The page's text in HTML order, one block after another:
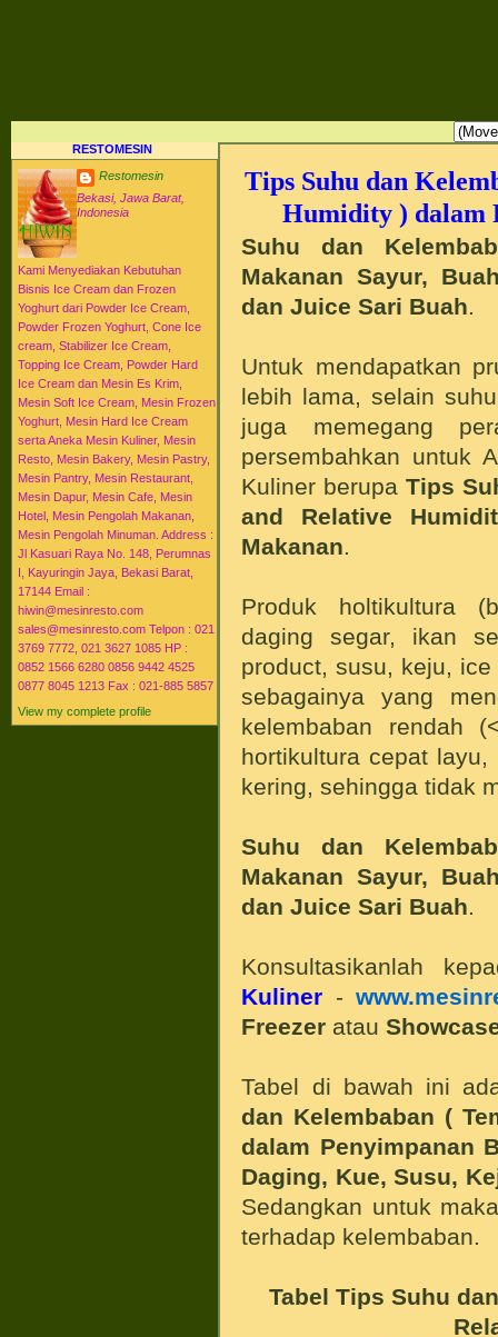
RESTOMESIN
Restomesin
Bekasi, Jawa Barat,
Indonesia
Kami Menyediakan Kebutuhan
Bisnis Ice Cream dan Frozen
Yoghurt dari Powder Ice Cream,
Powder Frozen Yoghurt, Cone Ice
cream, Stabilizer Ice Cream,
Topping Ice Cream, Powder Hard
Ice Cream dan Mesin Es Krim,
Mesin Soft Ice Cream, Mesin Frozen
Yoghurt, Mesin Hard Ice Cream
serta Aneka Mesin Kuliner, Mesin
Resto, Mesin Bakery, Mesin Pastry,
Mesin Pantry, Mesin Restaurant,
Mesin Dapur, Mesin Cafe, Mesin
Hotel, Mesin Pengolah Makanan,
Mesin Pengolah Minuman. Address :
Jl Kasuari Raya No. 148, Perumnas
I, Kayuringin Jaya, Bekasi Barat,
17144 Email :
hiwin@mesinresto.com
sales@mesinresto.com Telpon : 021
3769 7772, 021 3627 1085 HP :
0852 1566 6280 0856 9442 4525
0877 8045 1213 Fax : 021-885 5857
View my complete profile
Tips Suhu dan
Humidity ) dalam
Suhu dan
Makanan Sayur,
dan Juice Sari Buah
Untuk mendapatkan
lebih lama, selain
juga memegang
persembahkan untuk
Kuliner berupaTips
and Relative
Makanan
Produk holtikultura
daging segar, ikan
product, susu, keju,
sebagainya yang
kelembaban rendah
hortikultura cepat
kering, sehingga tidak
Suhu dan
Makanan Sayur,
dan Juice Sari Buah
Konsultasikanlah
Kuliner - www.mesin
Freezer atau
Tabel di bawah ini
dan Kelembaban (
dalam Penyimpanan
Daging, Kue, Susu,
Sedangkan untuk
terhadap kelembaban.
Tabel Tips Suhu